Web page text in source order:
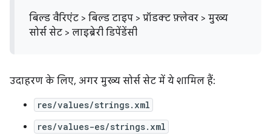
बिल्ड वैरिएंट > बिल्ड टाइप > प्रॉडक्ट फ़्लेवर > मुख्य
सोर्स सेट > लाइब्रेरी डिपेंडेंसी
उदाहरण के लिए, अगर मुख्य सोर्स सेट में ये शामिल हैं:
res/values/strings.xml
res/values-es/strings.xml